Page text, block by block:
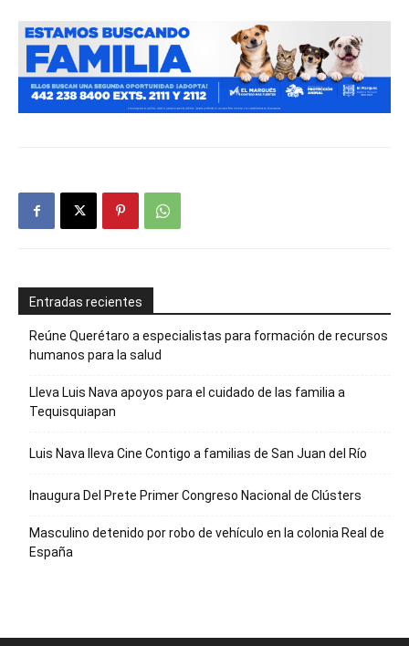
Entradas recientes
Reúne Querétaro a especialistas para formación de recursos
humanos para la salud
Lleva Luis Nava apoyos para el cuidado de las familia a
Tequisquiapan
Luis Nava lleva Cine Contigo a familias de San Juan del Río
Inaugura Del Prete Primer Congreso Nacional de Clústers
Masculino detenido por robo de vehículo en la colonia Real de
España